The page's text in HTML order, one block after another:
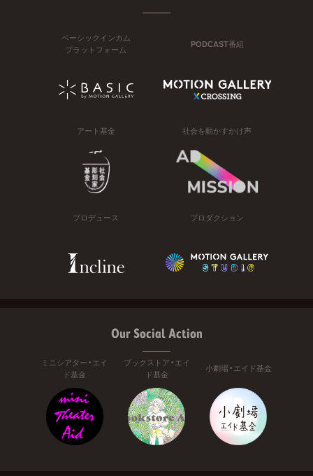
ベーシックインカム
プラットフォーム
PODCAST番組
アート基金 社会を動かすかけ声
プロデュース プロダクション
Our Social Action
ミニシアター・エイ
ド基金
ブックストア・エイ
ド基金
小劇場・エイド基金